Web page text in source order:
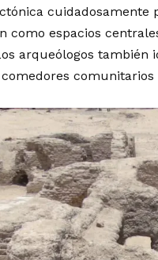
cuidadosamente
como espacios
arqueólogos